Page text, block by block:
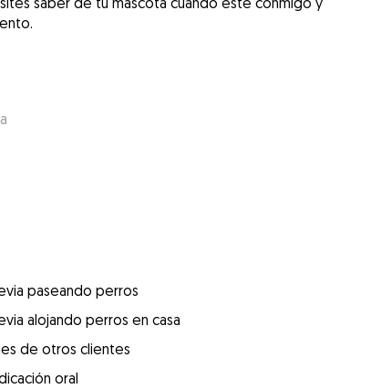
paseando perros
alojando perros en casa
de otros clientes
oral